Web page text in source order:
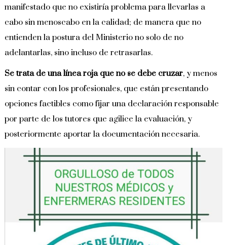
manifestado que no existiría problema para llevarlas a
cabo sin menoscabo en la calidad; de manera que no
entienden la postura del Ministerio no solo de no
adelantarlas, sino incluso de retrasarlas.
Se trata de una línea roja que no se debe cruzar, y menos
sin contar con los profesionales, que están presentando
opciones factibles como fijar una declaración responsable
por parte de los tutores que agilice la evaluación, y
posteriormente aportar la documentación necesaria.